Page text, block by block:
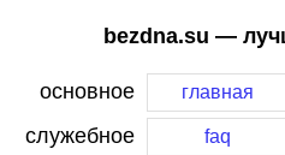
bezdna.su —
основное главная
служебное faq